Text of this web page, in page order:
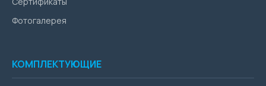
Фотогалерея
КОМПЛЕКТУЮЩИЕ